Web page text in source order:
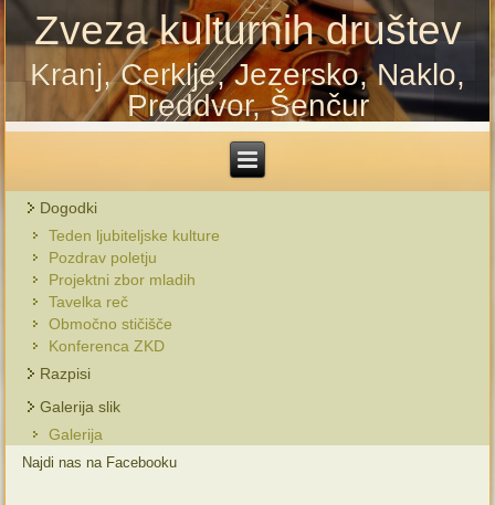
Zveza kulturnih društev
Kranj, Cerklje, Jezersko, Naklo,
Preddvor, Šenčur
Dogodki
Teden ljubiteljske kulture
Pozdrav poletju
Projektni zbor mladih
Tavelka reč
Območno stičišče
Konferenca ZKD
Razpisi
Galerija slik
Galerija
Najdi nas na Facebooku